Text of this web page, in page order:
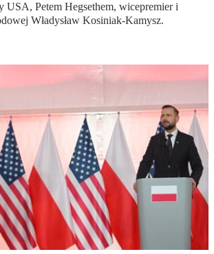
USA, Petem Hegsethem, wicepremier i
Władysław Kosiniak-Kamysz.